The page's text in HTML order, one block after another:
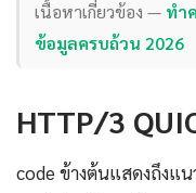
เนื้อหาเกี่ยวข้อง — ทำ
ข้อมูลครบถ้วน 2026
HTTP/3
code ข้างต้นแสดงถึงแ